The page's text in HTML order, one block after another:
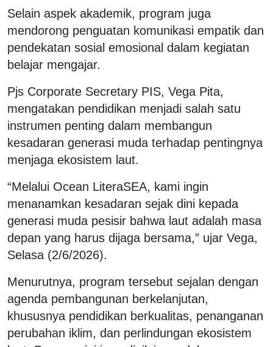
Selain aspek akademik, program juga
mendorong penguatan komunikasi empatik dan
pendekatan sosial emosional dalam kegiatan
belajar mengajar.
Pjs Corporate Secretary PIS, Vega Pita,
mengatakan pendidikan menjadi salah satu
instrumen penting dalam membangun
kesadaran generasi muda terhadap pentingnya
menjaga ekosistem laut.
“Melalui Ocean LiteraSEA, kami ingin
menanamkan kesadaran sejak dini kepada
generasi muda pesisir bahwa laut adalah masa
depan yang harus dijaga bersama,” ujar Vega,
Selasa (2/6/2026).
Menurutnya, program tersebut sejalan dengan
agenda pembangunan berkelanjutan,
khususnya pendidikan berkualitas, penanganan
perubahan iklim, dan perlindungan ekosistem